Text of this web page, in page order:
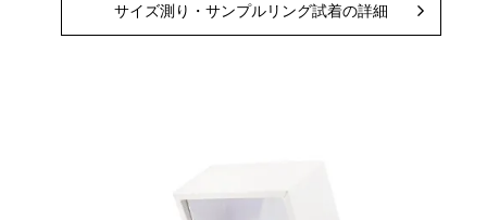
サイズ測り・サンプルリング試着の詳細